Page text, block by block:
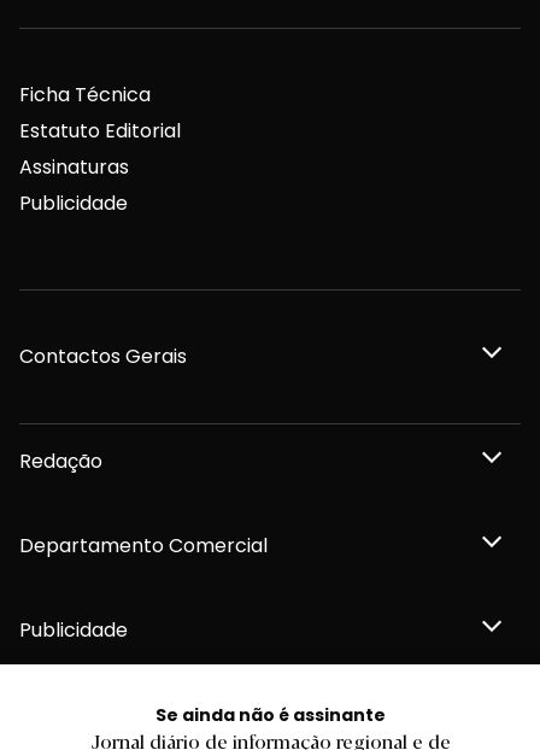
Se ainda não é assinante
Jornal diário de informação regional e de
Ficha Técnica
Estatuto Editorial
Assinaturas
Publicidade
Contactos Gerais
Redação
Departamento Comercial
Publicidade